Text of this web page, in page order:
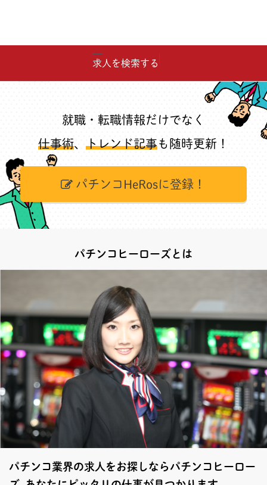
求人を検索する
就職・転職情報だけでなく
仕事術、 トレンド記事も随時更新！
パチンコHeRosに登録！
パチンコヒーローズとは
パチンコ業界の求人をお探しならパチンコヒーロー